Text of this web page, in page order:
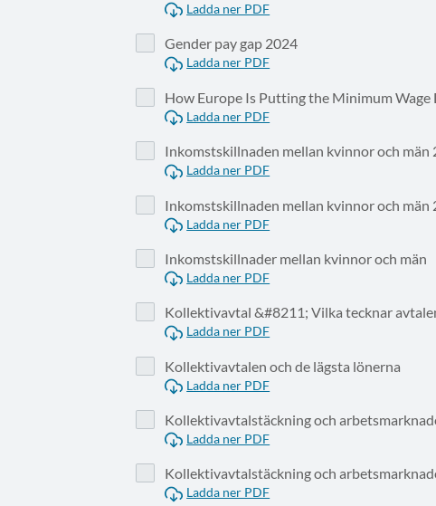
Ladda ner PDF
Gender pay gap 2024
Ladda ner PDF
How Europe Is Putting the Minimum
Ladda ner PDF
Inkomstskillnaden mellan kvinnor och män
Ladda ner PDF
Inkomstskillnaden mellan kvinnor och män
Ladda ner PDF
Inkomstskillnader mellan kvinnor och män
Ladda ner PDF
Kollektivavtal &#8211; Vilka tecknar
Ladda ner PDF
Kollektivavtalen och de lägsta lönerna
Ladda ner PDF
Kollektivavtalstäckning och
Ladda ner PDF
Kollektivavtalstäckning och
Ladda ner PDF